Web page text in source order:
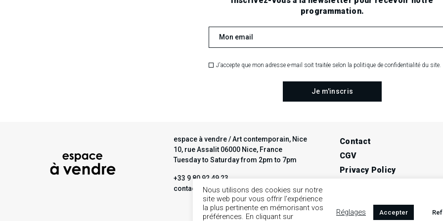
programmation.
J'accepte que mon adresse e-mail soit traitée selon la politique de confidentialité du site.
espace à vendre / Art contemporain, Nice
10, rue Assalit 06000 Nice, France
Tuesday to Saturday from 2pm to 7pm
+33 9 80 92 49 23
contact@espace-avendre.com
Contact
CGV
Privacy Policy
Nous utilisons des cookies sur notre
site web pour vous offrir l'expérience
la plus pertinente en mémorisant vos
préférences. En cliquant sur
Réglages Accepter